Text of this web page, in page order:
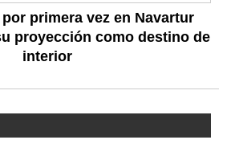
primera vez en Navartur
proyección como destino de
interior